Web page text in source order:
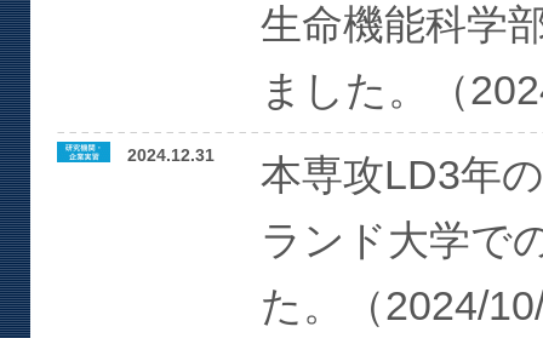
生命機能科学
ました。（
2024.12.31
本専攻LD3年
ランド大学で
た。（2024/